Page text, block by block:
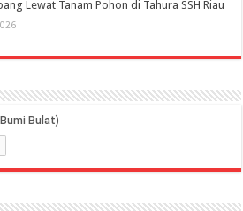
Lewat Tanam Pohon di Tahura SSH Riau